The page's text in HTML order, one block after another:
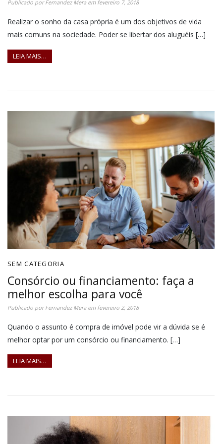
Publicado porFernandez Meraem fevereiro 7, 2018
Realizar o sonho da casa própria é um dos objetivos de vida
mais comuns na sociedade. Poder se libertar dos aluguéis […]
LEIA MAIS…
SEM CATEGORIA
Consórcio ou financiamento: faça a
melhor escolha para você
Publicado porFernandez Meraem fevereiro 2, 2018
Quando o assunto é compra de imóvel pode vir a dúvida se é
melhor optar por um consórcio ou financiamento. […]
LEIA MAIS…